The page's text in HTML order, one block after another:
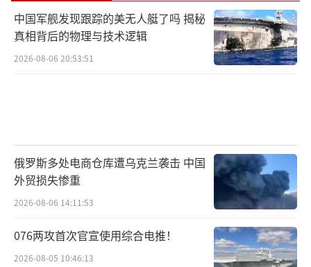
中国军舰发现跟踪的美无人艇了吗 揭秘
真相背后的物理与技术逻辑
2026-08-06 20:53:51
俄罗斯多处电商仓库遭乌克兰袭击 中国
外贸损失惨重
2026-08-06 14:11:53
076两攻首次官宣使用综合电推！
2026-08-05 10:46:13